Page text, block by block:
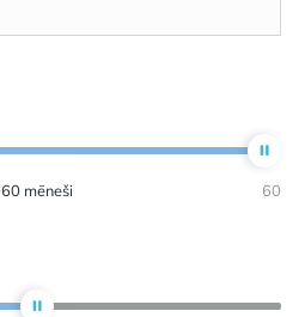
60 mēneši 60